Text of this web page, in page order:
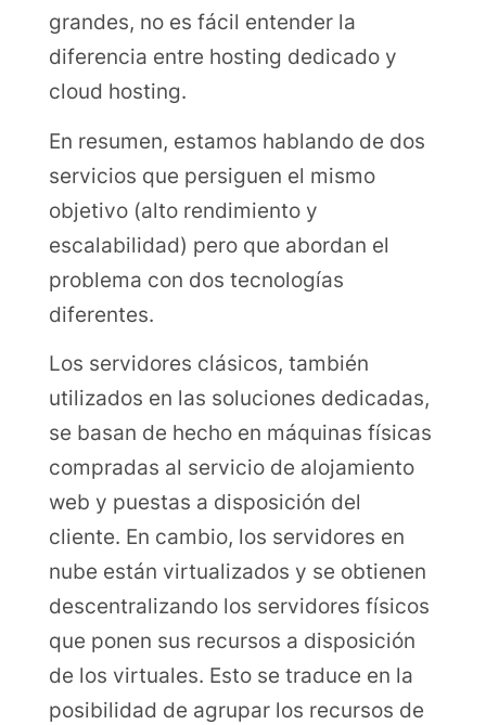
grandes, no es fácil entender la
diferencia entre hosting dedicado y
cloud hosting.
En resumen, estamos hablando de dos
servicios que persiguen el mismo
objetivo (alto rendimiento y
escalabilidad) pero que abordan el
problema con dos tecnologías
diferentes.
Los servidores clásicos, también
utilizados en las soluciones dedicadas,
se basan de hecho en máquinas físicas
compradas al servicio de alojamiento
web y puestas a disposición del
cliente. En cambio, los servidores en
nube están virtualizados y se obtienen
descentralizando los servidores físicos
que ponen sus recursos a disposición
de los virtuales. Esto se traduce en la
posibilidad de agrupar los recursos de